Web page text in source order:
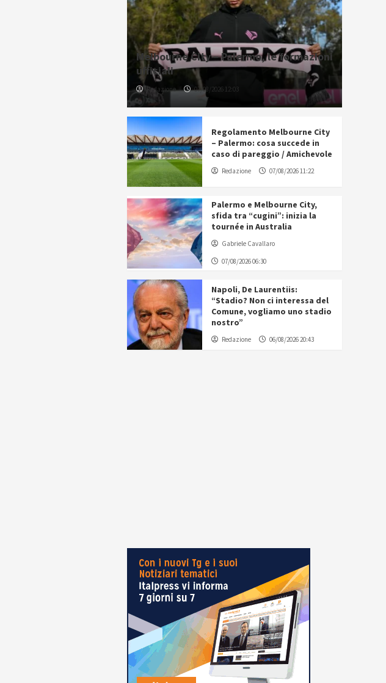
Melbourne City – Palermo, le formazioni
ufficiali
Redazione 07/08/2026 12:03
Regolamento Melbourne City
– Palermo: cosa succede in
caso di pareggio / Amichevole
Redazione 07/08/2026 11:22
Palermo e Melbourne City,
sfida tra “cugini”: inizia la
tournée in Australia
Gabriele Cavallaro
07/08/2026 06:30
Napoli, De Laurentiis:
“Stadio? Non ci interessa del
Comune, vogliamo uno stadio
nostro”
Redazione 06/08/2026 20:43